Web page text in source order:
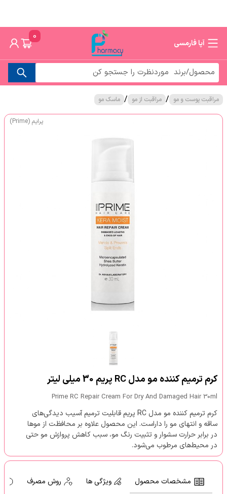
آپا فارمسی
0
مراقبت پوست و مو / مراقبت از مو / ماسک مو
پرایم (Prime)
کرم ترمیم کننده مو مدل RC پریم 30 میلی لیتر
Prime RC Repair Cream For Dry And Damaged Hair 30ml
کرم ترمیم کننده مو مدل RC پریم قابلیت ترمیم آسیب دیدگی‌های
ساقه و انتهای مو را داراست. این محصول علاوه بر محافظت از موها
در برابر حرارت سشوار و تثبیت رنگ مو، سبب کاهش پروازش مو حتی
در محیط‌های مرطوب می‌شود.
مشخصات محصول ویژگی ها روش مصرف